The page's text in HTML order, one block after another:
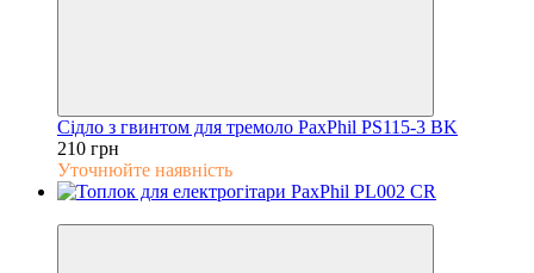
Сідло з гвинтом для тремоло PaxPhil PS115-3 BK
210 грн
Уточнюйте наявність